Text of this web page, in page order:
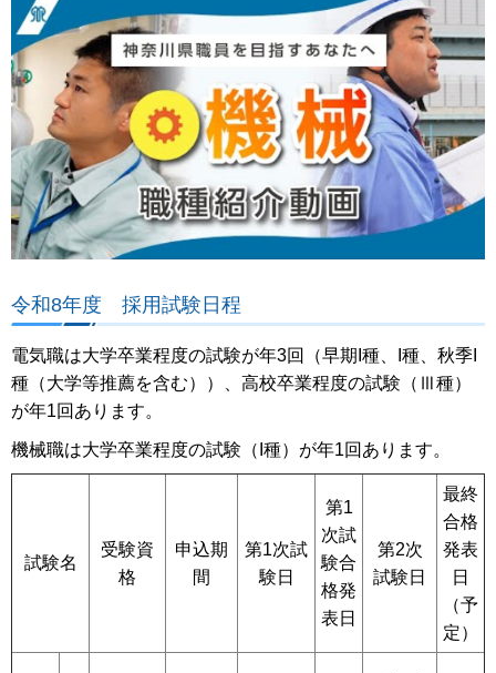
令和8年度 採用試験日程
電気職は大学卒業程度の試験が年3回（早期I種、I種、秋季I
種（大学等推薦を含む））、高校卒業程度の試験（Ⅲ種）
が年1回あります。
機械職は大学卒業程度の試験（I種）が年1回あります。
試験名
受験資
格
申込期
間
第1次試
験日
第1
次試
験合
格発
表日
第2次
試験日
最終
合格
発表
日
（予
定）